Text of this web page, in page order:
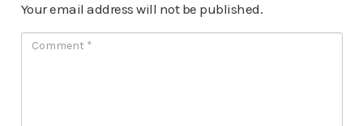
Your email address will not be published.